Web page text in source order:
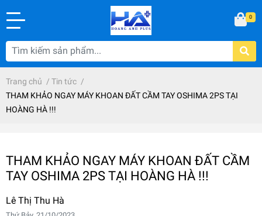
0
Trang chủ / Tin tức /
THAM KHẢO NGAY MÁY KHOAN ĐẤT CẦM TAY OSHIMA 2PS TẠI
HOÀNG HÀ !!!
THAM KHẢO NGAY MÁY KHOAN ĐẤT CẦM
TAY OSHIMA 2PS TẠI HOÀNG HÀ !!!
Lê Thị Thu Hà